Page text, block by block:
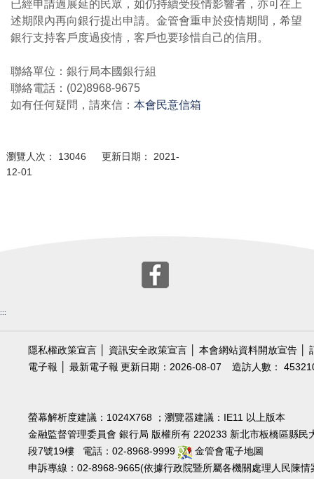
已經申請過展延的民眾，如仍持續受疫情影響者，亦可在上
述期限內再向銀行提出申請。金管會重申於疫情期間，希望
銀行支持客戶度過疫情，客戶也要珍惜自己的信用。
聯絡單位：銀行局本國銀行組
聯絡電話：(02)8968-9675
如有任何疑問，請來信：本會民意信箱
瀏覽人次： 13046 更新日期： 2021-
12-01
:::
隱私權政策宣言 資訊安全政策宣言 本會網站資料開放宣告
電子報
最新電子報 造訪人數：
更新日期：2026-08-07
螢幕解析度建議：1024X768 ；瀏覽器建議：IE11 以上版本
金融監督管理委員會 銀行局 版權所有 220233 新北市板橋區縣民
段7號19樓 電話：02-8968-9999
金管會電子地圖
申訴專線：02-8968-9665(依據行政院暨所屬各機關處理人民陳情